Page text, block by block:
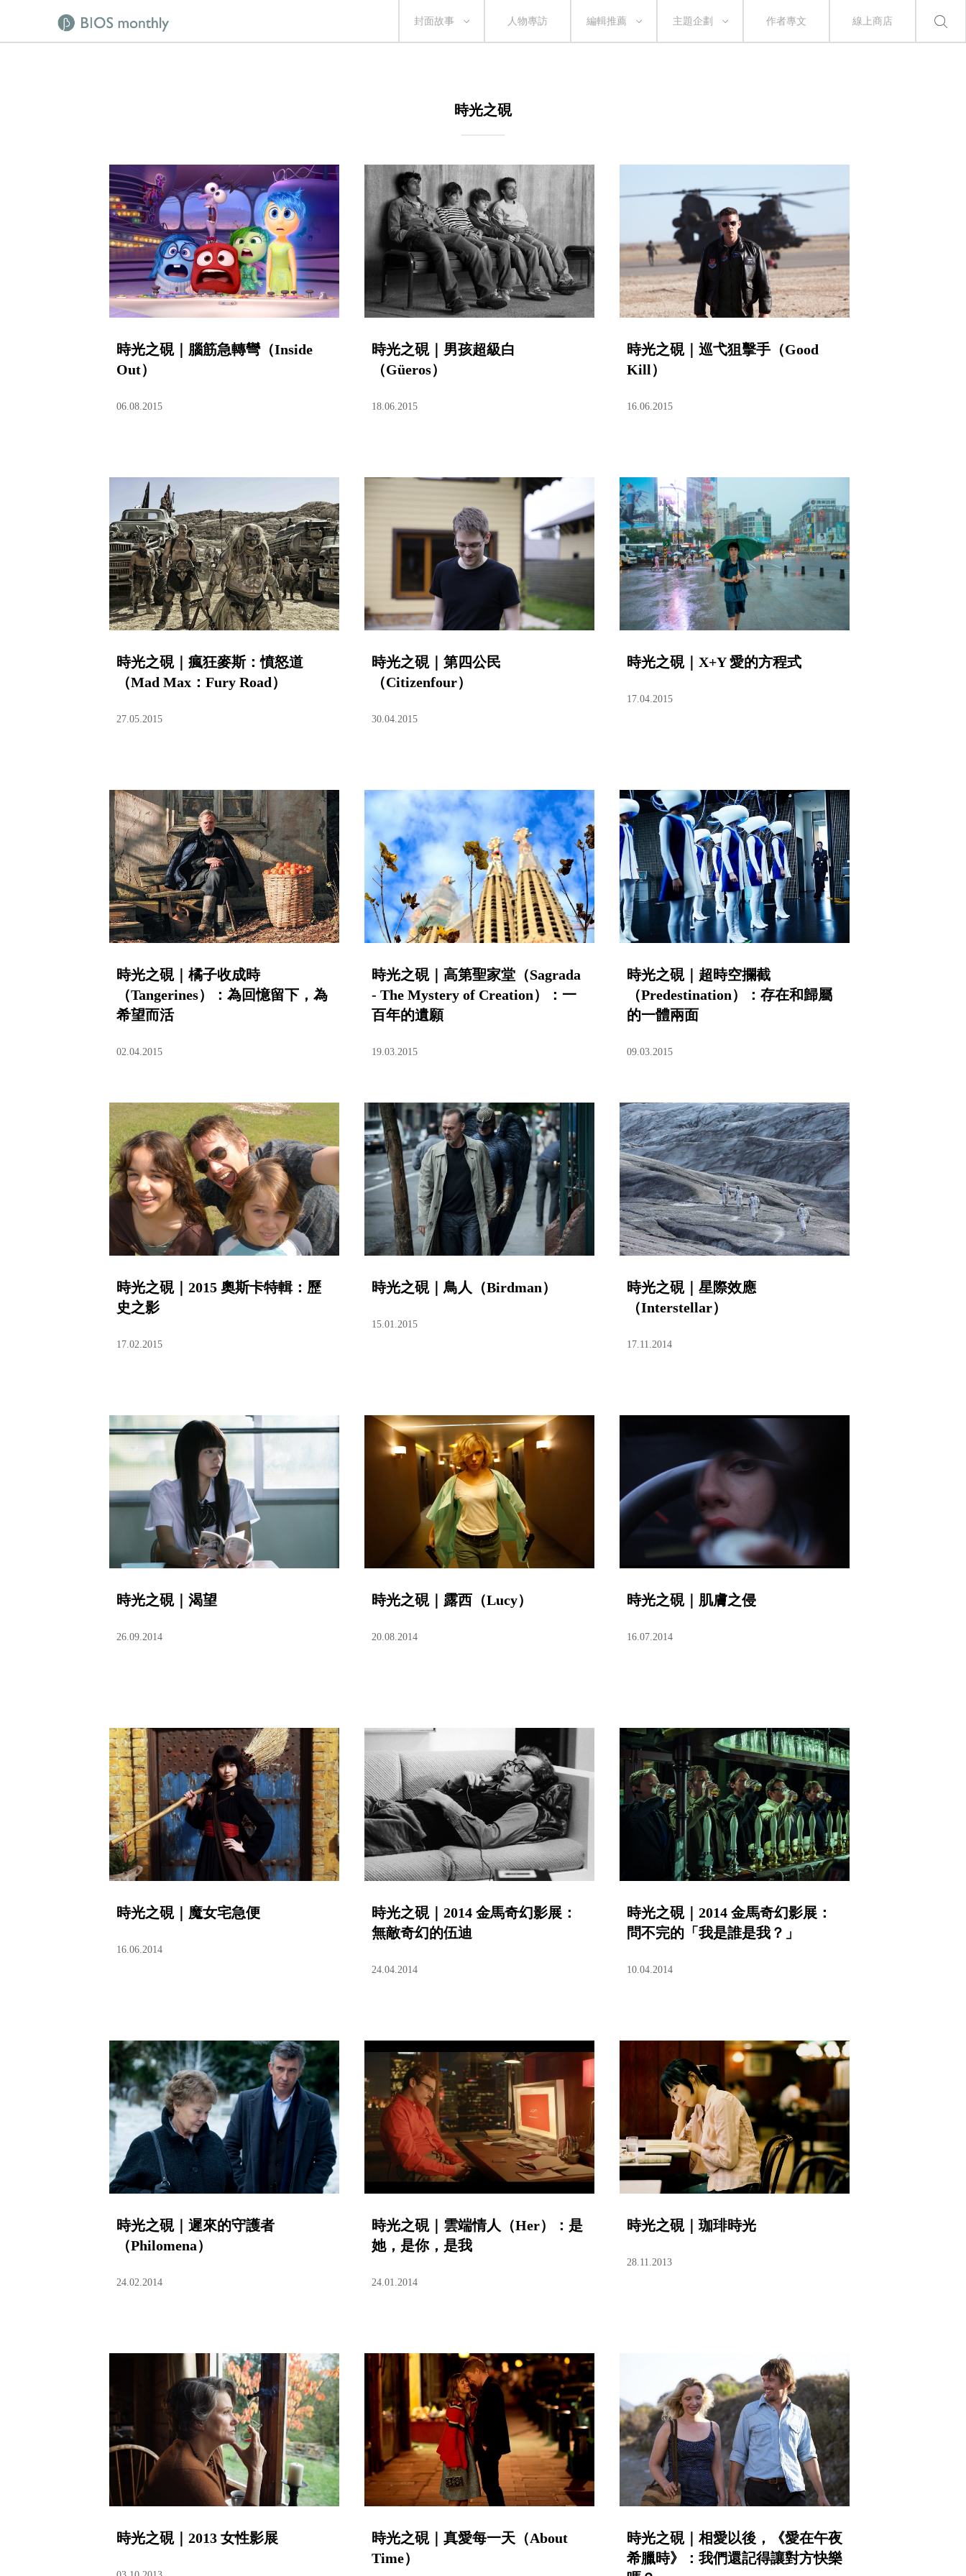
封面故事 人物專訪 編輯推薦 主題企劃 作者專文 線上商店
時光之硯
時光之硯｜腦筋急轉彎（Inside
Out）
06.08.2015
時光之硯｜男孩超級白
（Güeros）
18.06.2015
時光之硯｜巡弋狙擊手（Good
Kill）
16.06.2015
時光之硯｜瘋狂麥斯：憤怒道
（Mad Max：Fury Road）
27.05.2015
時光之硯｜第四公民
（Citizenfour）
30.04.2015
時光之硯｜X+Y 愛的方程式
17.04.2015
時光之硯｜橘子收成時
（Tangerines）：為回憶留下，為
希望而活
02.04.2015
時光之硯｜高第聖家堂（Sagrada
- The Mystery of Creation）：一
百年的遺願
19.03.2015
時光之硯｜超時空攔截
（Predestination）：存在和歸屬
的一體兩面
09.03.2015
時光之硯｜2015 奧斯卡特輯：歷
史之影
17.02.2015
時光之硯｜鳥人（Birdman）
15.01.2015
時光之硯｜星際效應
（Interstellar）
17.11.2014
時光之硯｜渴望
26.09.2014
時光之硯｜露西（Lucy）
20.08.2014
時光之硯｜肌膚之侵
16.07.2014
時光之硯｜魔女宅急便
16.06.2014
時光之硯｜2014 金馬奇幻影展：
無敵奇幻的伍迪
24.04.2014
時光之硯｜2014 金馬奇幻影展：
問不完的「我是誰是我？」
10.04.2014
時光之硯｜遲來的守護者
（Philomena）
24.02.2014
時光之硯｜雲端情人（Her）：是
她，是你，是我
24.01.2014
時光之硯｜珈琲時光
28.11.2013
時光之硯｜2013 女性影展
時光之硯｜真愛每一天（About
Time）
時光之硯｜相愛以後，《愛在午夜
希臘時》：我們還記得讓對方快樂